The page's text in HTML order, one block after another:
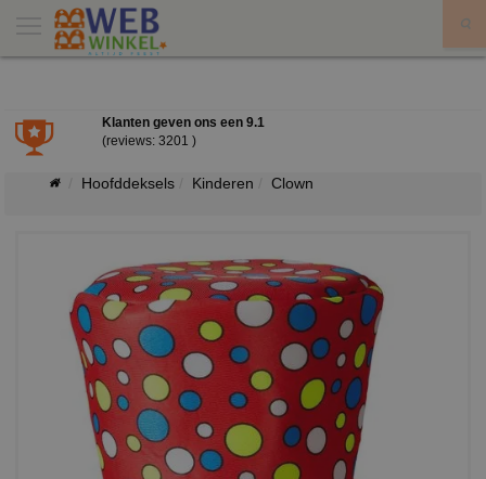
Klanten geven ons een 9.1
(reviews: 3201 )
Hoofddeksels Kinderen Clown